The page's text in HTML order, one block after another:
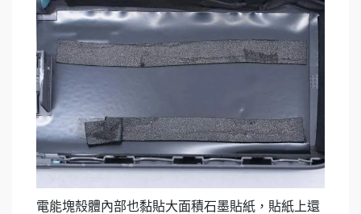
電能塊殼體內部也黏貼大面積石墨貼紙，貼紙上還